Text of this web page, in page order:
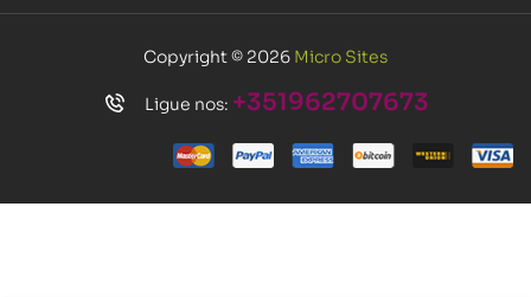
Copyright © 2026 Micro Sites
Ligue nos: +351962707673